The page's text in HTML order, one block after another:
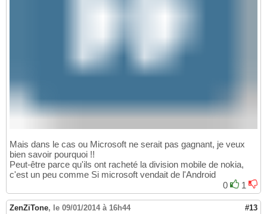
Mais dans le cas ou Microsoft ne serait pas gagnant, je veux
bien savoir pourquoi !!
Peut-être parce qu'ils ont racheté la division mobile de nokia,
c'est un peu comme Si microsoft vendait de l'Android
0
1
ZenZiTone, le 09/01/2014 à 16h44 #13